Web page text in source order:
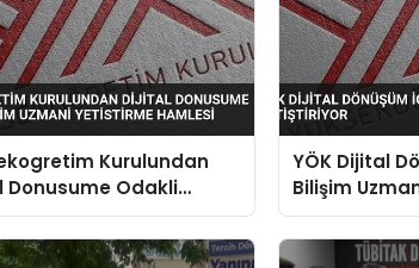
Kurulundan
Donusume Odakli
Uzmani Yetistirme
YÖK Dijital
Bilişim